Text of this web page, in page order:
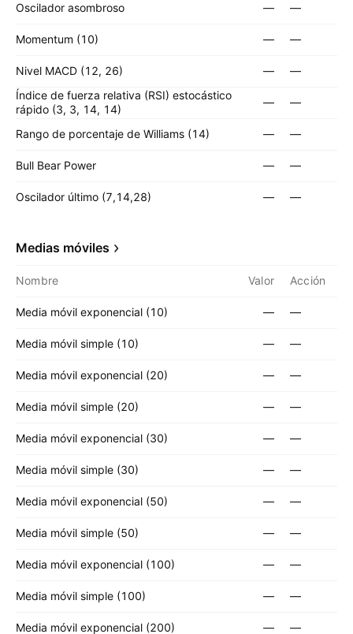
Oscilador asombroso — —
Momentum (10) — —
Nivel MACD (12, 26) —
—
Índice de fuerza relativa (RSI) estocástico
rápido (3, 3, 14, 14)
— —
Rango de porcentaje de Williams (14) — —
Bull Bear Power — —
Oscilador último (7,14,28) — —
Medias móviles
Nombre Valor Acción
Media móvil exponencial (10) — —
Media móvil simple (10) — —
Media móvil exponencial (20) — —
Media móvil simple (20) — —
Media móvil exponencial (30) — —
Media móvil simple (30) — —
Media móvil exponencial (50) — —
Media móvil simple (50) — —
Media móvil exponencial (100) — —
Media móvil simple (100) — —
Media móvil exponencial (200) — —